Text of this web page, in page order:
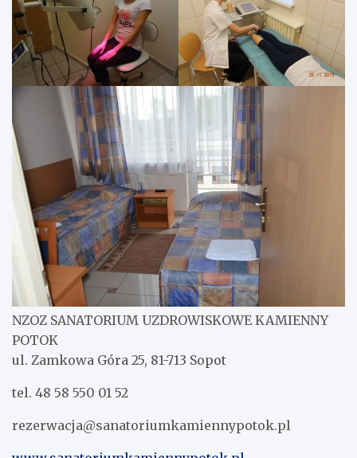
NZOZ SANATORIUM UZDROWISKOWE KAMIENNY
POTOK
ul. Zamkowa Góra 25, 81-713 Sopot
tel. 48 58 550 01 52
rezerwacja@sanatoriumkamiennypotok.pl